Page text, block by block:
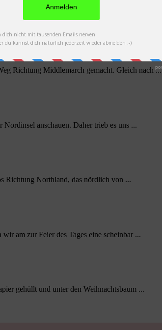
Bis Queenstown wollten wir es ...
Richtung Middlemarch gemacht. Gleich nach ...
anschauen. Daher trieb es uns ...
Richtung Northland, das nördlich von ...
am zur Feier des Tages eine scheinbar ...
gehüllt und unter den Weihnachtsbaum ...